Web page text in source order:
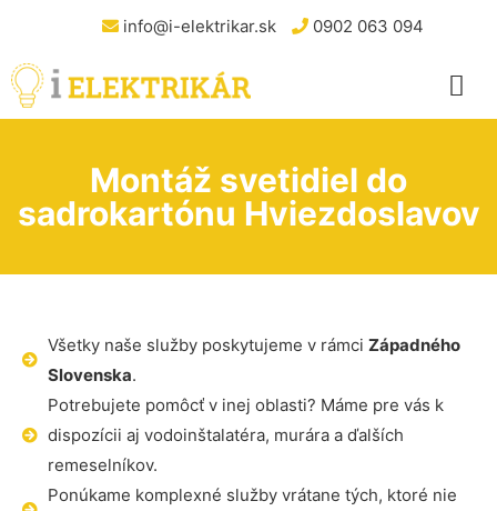
info@i-elektrikar.sk 0902 063 094
Montáž svetidiel do
sadrokartónu Hviezdoslavov
Všetky naše služby poskytujeme v rámci Západného
Slovenska.
Potrebujete pomôcť v inej oblasti? Máme pre vás k
dispozícii aj vodoinštalatéra, murára a ďalších
remeselníkov.
Ponúkame komplexné služby vrátane tých, ktoré nie